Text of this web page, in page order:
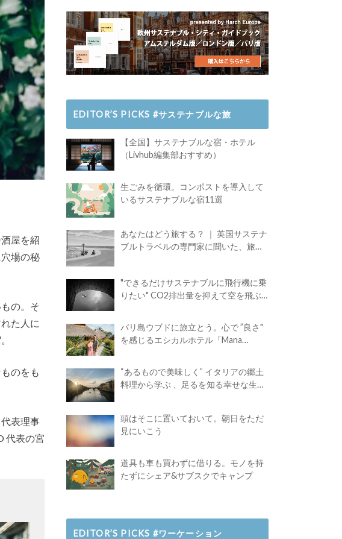
屋を紹
場の秘
の。そ
た人に
のをも
表理事
代表の宮
EDITOR’S PICKS #サステナブルな旅
【全国】サステナブルな宿・ホテル
（Livhub編集部おすすめ）
生ごみを循環。コンポストを導入して
いるサステナブルな宿11選
あなたはどう旅する？ ｜ 英国サステナ
ブルトラベルの専門家に聞いた、旅の
"できるだけサステナブルに飛行機に乗
りたい" CO2排出量を抑えて空を飛ぶ
バリ島ウブドに旅立とう。心で ”良さ"
を感じるエシカルホテル「Mana
“あるもので美味しく” イタリアの郷土
料理から学ぶ 、足るを知る幸せな生き
頭はそこに置いておいて。朝日をただ
見にいこう
道具も車も買わずに借りる。モノを持
たずにシェア&サブスクでキャンプ
EDITOR’S PICKS #ワーケーション